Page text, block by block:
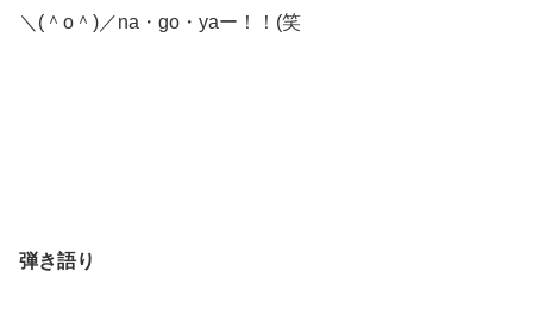
＼(＾o＾)／na・go・yaー！！(笑
弾き語り